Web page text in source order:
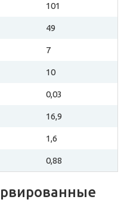
101
49
7
10
0,03
16,9
1,6
0,88